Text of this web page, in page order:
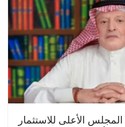
الأعلى للاستثمار